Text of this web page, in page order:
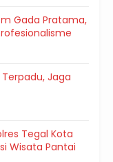
Gada Pratama,
Jaga
Tegal Kota
Wisata Pantai